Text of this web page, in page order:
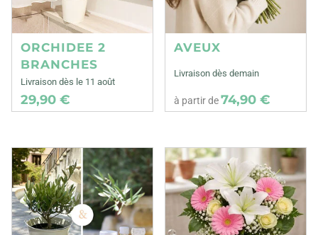
ORCHIDEE 2
BRANCHES
Livraison dès le 11 août
29,90 €
AVEUX
Livraison dès demain
à partir de74,90 €